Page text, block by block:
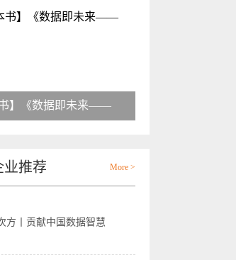
书】《数据即未来——
业推荐 More >
方丨贡献中国数据智慧